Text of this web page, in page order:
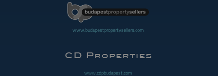
www.budapestpropertysellers.com
www.cdpbudapest.com